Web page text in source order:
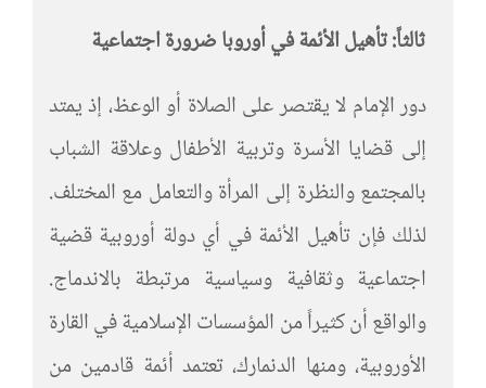
ثالثاً: تأهيل الأئمة في أوروبا ضرورة اجتماعية
دور الإمام لا يقتصر على الصلاة أو الوعظ، إذ يمتد
إلى قضايا الأسرة وتربية الأطفال وعلاقة الشباب
بالمجتمع والنظرة إلى المرأة والتعامل مع المختلف.
لذلك فإن تأهيل الأئمة في أي دولة أوروبية قضية
اجتماعية وثقافية وسياسية مرتبطة بالاندماج.
والواقع أن كثيراً من المؤسسات الإسلامية في القارة
الأوروبية، ومنها الدنمارك، تعتمد أئمة قادمين من